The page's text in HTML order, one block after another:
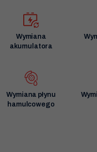
Wymiana
akumulatora
Wymiana płynu
hamulcowego
Już niebawem nasz